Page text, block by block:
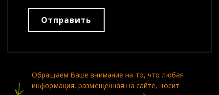
Отправить
Обращаем Ваше внимание на то, что любая
информация, размещенная на сайте, носит